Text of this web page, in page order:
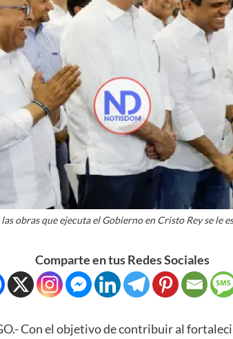
obras que ejecuta el Gobierno en Cristo Rey se le
Comparte en tus Redes Sociales
Con el objetivo de contribuir al